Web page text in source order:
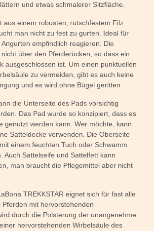
und etwas schmalerer Sitzfläche.
aus einem robusten, rutschfestem Filz
man nicht zu fest zu gurten. Ideal für
empfindlich reagieren. Die
über den Pferderücken, so dass ein
ausgeschlossen ist. Um einen punktuellen
zu vermeiden, gibt es auch keine
und es wird ohne Bügel geritten.
die Unterseite des Pads vorsichtig
Das Pad wurde so konzipiert, dass es
genutzt werden kann. Wer möchte, kann
Satteldecke verwenden. Die Oberseite
einem feuchten Tuch oder Schwamm
Auch Sattelseife und Sattelfett kann
man braucht die Pflegemittel aber nicht
TREKKSTAR eignet sich für fast alle
Pferden mit hervorstehenden
durch die Polsterung der unangenehme
hervorstehenden Wirbelsäule des